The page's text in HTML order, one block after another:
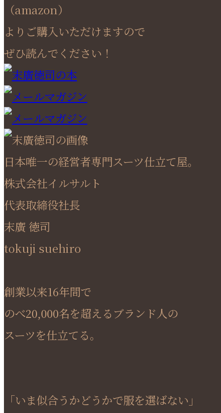
（amazon）
よりご購入いただけますので
ぜひ読んでください！
日本唯一の経営者専門スーツ仕立て屋。
株式会社イルサルト
代表取締役社長
末廣 徳司
tokuji suehiro
創業以来16年間で
のべ20,000名を超えるブランド人の
スーツを仕立てる。
「いま似合うかどうかで服を選ばない」